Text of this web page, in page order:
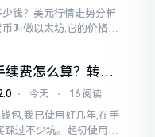
少钱？美元行情走势分析
叫做以太坊,它的价格走
点波动
费怎么算？转账
别大了
⋅ 今天 ⋅ 16 阅读
包,我已使用好几年,在手
踩过不少坑。起初使用时,